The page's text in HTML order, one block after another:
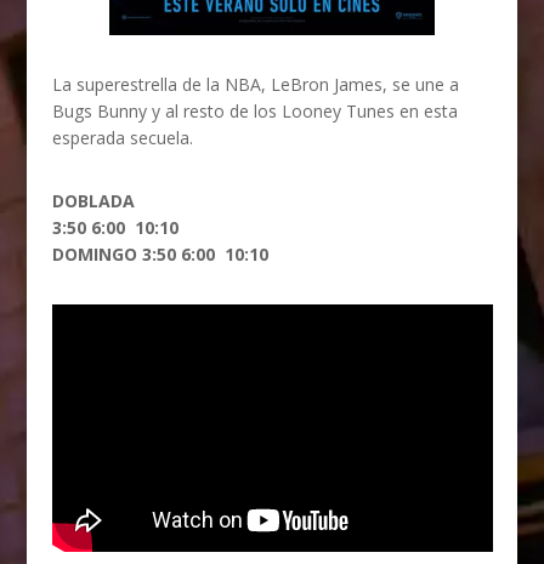
La superestrella de la NBA, LeBron James, se une a
Bugs Bunny y al resto de los Looney Tunes en esta
esperada secuela.
DOBLADA
3:50 6:00 10:10
DOMINGO 3:50 6:00 10:10